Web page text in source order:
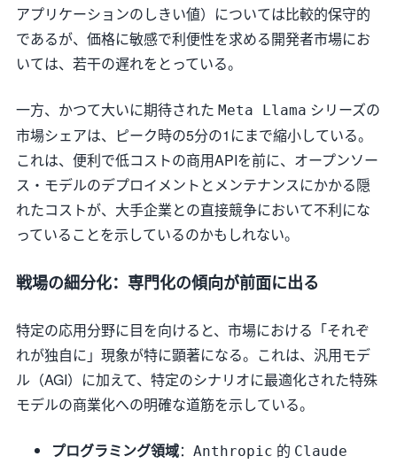
アプリケーションのしきい値）については比較的保守的
であるが、価格に敏感で利便性を求める開発者市場にお
いては、若干の遅れをとっている。
一方、かつて大いに期待された Meta Llama シリーズの
市場シェアは、ピーク時の5分の1にまで縮小している。
これは、便利で低コストの商用APIを前に、オープンソー
ス・モデルのデプロイメントとメンテナンスにかかる隠
れたコストが、大手企業との直接競争において不利にな
っていることを示しているのかもしれない。
戦場の細分化：専門化の傾向が前面に出る
特定の応用分野に目を向けると、市場における「それぞ
れが独自に」現象が特に顕著になる。これは、汎用モデ
ル（AGI）に加えて、特定のシナリオに最適化された特殊
モデルの商業化への明確な道筋を示している。
プログラミング領域： Anthropic 的 Claude